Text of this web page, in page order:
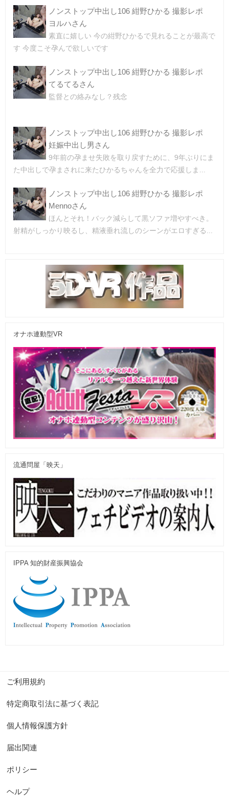
ノンストップ中出し106 紺野ひかる 撮影レポ
ヨルハさん
素直に嬉しい 今の紺野ひかるで見れることが最高で
す 今度こそ孕んで欲しいです
ノンストップ中出し106 紺野ひかる 撮影レポ
てるてるさん
監督との絡みなし？残念
ノンストップ中出し106 紺野ひかる 撮影レポ
妊娠中出し男さん
9年前の孕ませ失敗を取り戻すために、9年ぶりにま
た中出しで孕まされに来たひかるちゃんを全力で応援しま...
ノンストップ中出し106 紺野ひかる 撮影レポ
Mennoさん
ほんとそれ！バック減らして黒ソファ増やすべき。
射精がしっかり映るし、精液垂れ流しのシーンがエロすぎる...
オナホ連動型VR
流通問屋「映天」
IPPA 知的財産振興協会
ご利用規約
特定商取引法に基づく表記
個人情報保護方針
届出関連
ポリシー
ヘルプ